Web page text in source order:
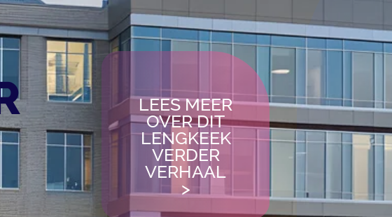
LEES MEER
OVER DIT
LENGKEEK
VERDER
VERHAAL
>